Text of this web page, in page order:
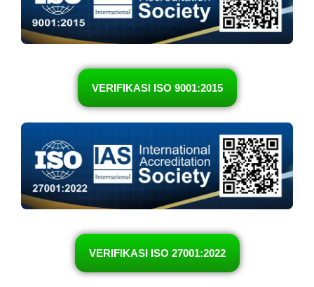
VERIFIKASI ISO 9001:2015
VERIFIKASI ISO 27001:2022